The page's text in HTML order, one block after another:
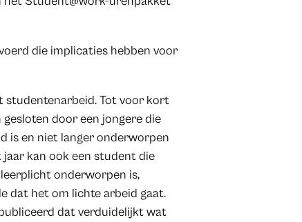
die implicaties hebben voor
studentenarbeid. Tot voor kort
door een jongere die
is en niet langer onderworpen
jaar kan ook een student die
onderworpen is,
dat het om lichte arbeid gaat.
dat verduidelijkt wat